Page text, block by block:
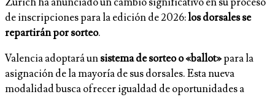
Zurich ha anunciado un cambio significativo en su proceso
de inscripciones para la edición de 2026:los dorsales se
repartirán por sorteo.
Valencia adoptará unsistema de sorteo o «ballot»para la
asignación de la mayoría de sus dorsales. Esta nueva
modalidad busca ofrecer igualdad de oportunidades a